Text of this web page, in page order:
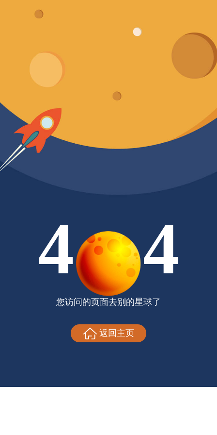
4 4
您访问的页面去别的星球了
返回主页